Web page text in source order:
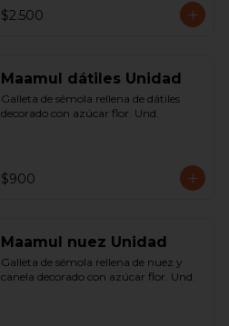
$2.500
Maamul dátiles Unidad
Galleta de sémola rellena de dátiles
decorado con azúcar flor. Und.
$900
Maamul nuez Unidad
Galleta de sémola rellena de nuez y
canela decorado con azúcar flor. Und.